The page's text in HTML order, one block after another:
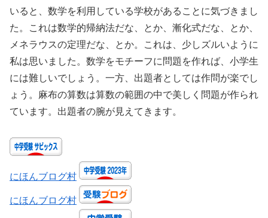
いると、数学を利用 している学校があることに気づきまし
た。これは数学的帰納法だな、とか、漸化式だな、とか、
メネラウスの定理だな、とか。これは、少しズルいように
私は思いました。数学をモチーフに問題を作れば、小学生
には難しいでしょう。一方、出題者としては作問が楽でし
ょう。麻布の算数は算数の範囲の中で美しく問題が作られ
ています。出題者の腕が見えてきます。
にほんブログ村
にほんブログ村